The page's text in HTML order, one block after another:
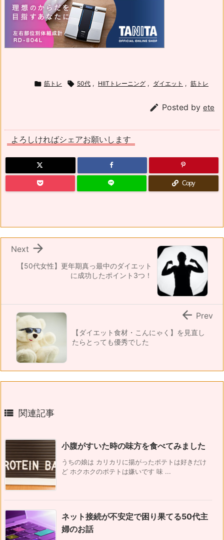
 筋トレ  50代 , HIITトレーニング , ダイエット , 筋トレ
 Posted by ete
よろしければシェアお願いします
Copy
【50代女性】更年期真っ最中のダイエット
に成功したポイント3つ！

Next
【ダイエット食材・こんにゃく】を見直し
たらとっても優秀でした
 Prev
 関連記事
小腹がすいた時の味方を食べてみました
うちの娘は カリカリに揚がったポテトは好きだけ
ど ホクホクのポテトは嫌いです 味 ...
ネット接続が不安定で困り果てる50代主
婦のお話